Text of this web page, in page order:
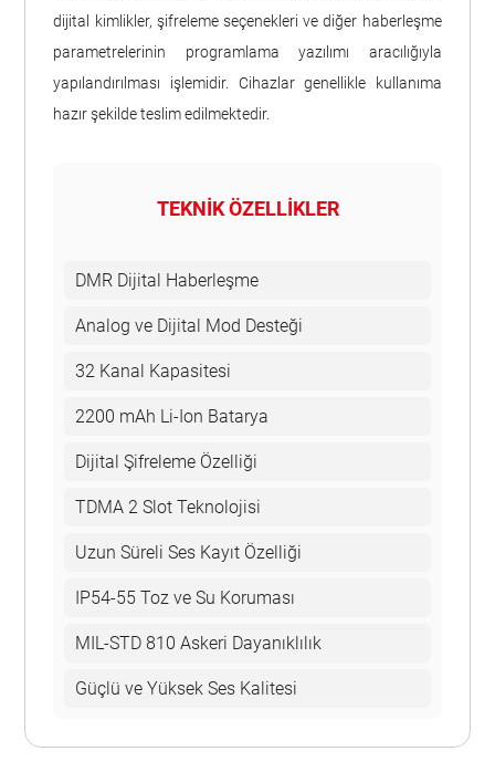
dijital kimlikler, şifreleme seçenekleri ve diğer haberleşme
parametrelerinin programlama yazılımı aracılığıyla
yapılandırılması işlemidir. Cihazlar genellikle kullanıma
hazır şekilde teslim edilmektedir.
TEKNİK ÖZELLİKLER
DMR Dijital Haberleşme
Analog ve Dijital Mod Desteği
32 Kanal Kapasitesi
2200 mAh Li-Ion Batarya
Dijital Şifreleme Özelliği
TDMA 2 Slot Teknolojisi
Uzun Süreli Ses Kayıt Özelliği
IP54-55 Toz ve Su Koruması
MIL-STD 810 Askeri Dayanıklılık
Güçlü ve Yüksek Ses Kalitesi